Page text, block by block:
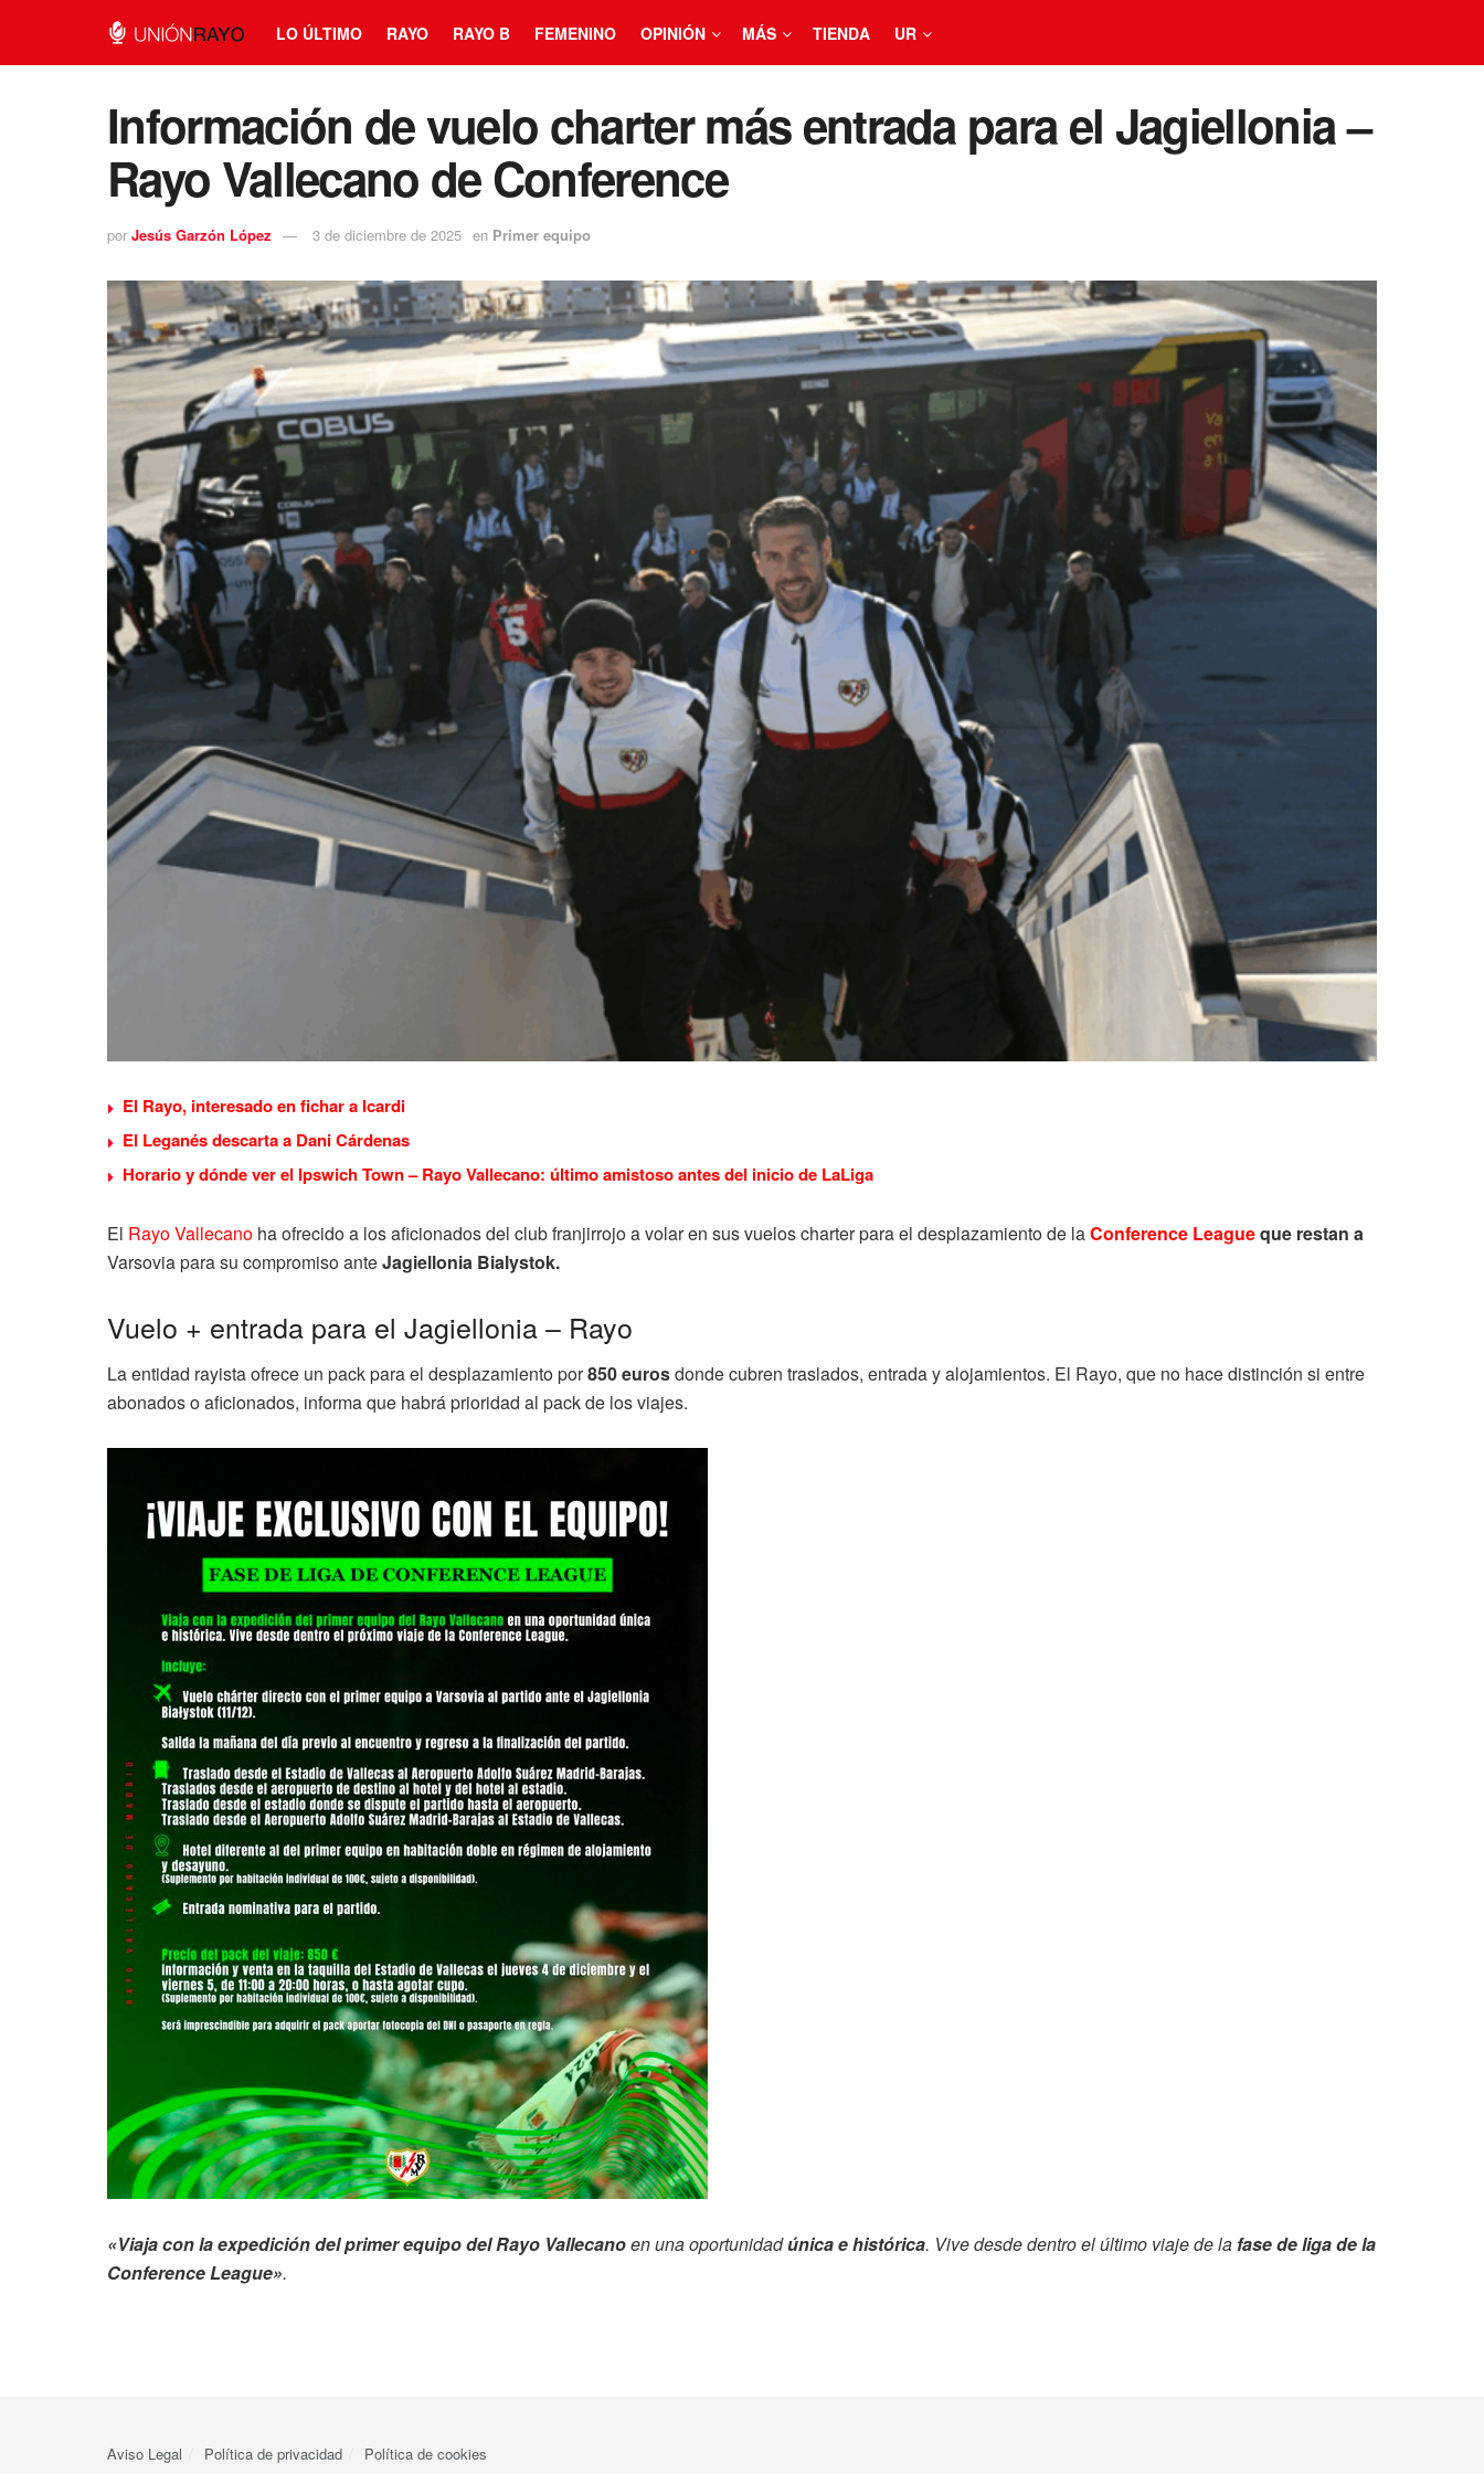
LO ÚLTIMO RAYO RAYO B FEMENINO OPINIÓN MÁS TIENDA UR
Información de vuelo charter más entrada para el Jagiellonia –
Rayo Vallecano de Conference
por Jesús Garzón López 3 de diciembre de 2025 en Primer equipo
El Rayo, interesado en fichar a Icardi
El Leganés descarta a Dani Cárdenas
Horario y dónde ver el Ipswich Town – Rayo Vallecano: último amistoso antes del inicio de LaLiga
El Rayo Vallecano ha ofrecido a los aficionados del club franjirrojo a volar en sus vuelos charter para el desplazamiento de laConference Leagueque restan a
Varsovia para su compromiso anteJagiellonia Bialystok.
Vuelo + entrada para el Jagiellonia – Rayo
La entidad rayista ofrece un pack para el desplazamiento por850 eurosdonde cubren traslados, entrada y alojamientos. El Rayo, que no hace distinción si entre
abonados o aficionados, informa que habrá prioridad al pack de los viajes.
«Viaja con la expedición del primer equipo del Rayo Vallecanoen una oportunidadúnica e histórica. Vive desde dentro el último viaje de la fase de liga de la
Conference League».
Aviso Legal Política de privacidad Política de cookies